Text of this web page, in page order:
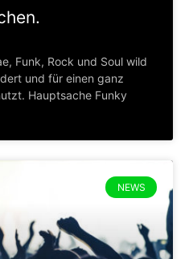
Funk, Rock und Soul wild
und für einen ganz
Hauptsache Funky
NEWS